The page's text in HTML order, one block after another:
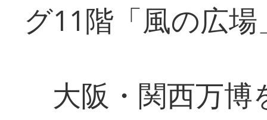
グ11階「風の広
大阪・関西万博